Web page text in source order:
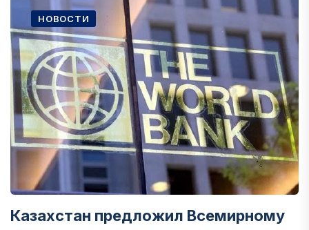
НОВОСТИ
Казахстан предложил Всемирному